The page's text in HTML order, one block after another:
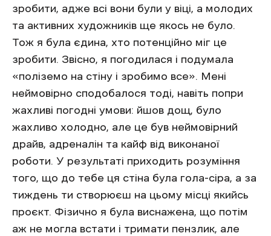
зробити, адже всі вони були у віці, а молодих
та активних художників ще якось не було.
Тож я була єдина, хто потенційно міг це
зробити. Звісно, я погодилася і подумала
«поліземо на стіну і зробимо все». Мені
неймовірно сподобалося тоді, навіть попри
жахливі погодні умови: йшов дощ, було
жахливо холодно, але це був неймовірний
драйв, адреналін та кайф від виконаної
роботи. У результаті приходить розуміння
того, що до тебе ця стіна була гола-сіра, а за
тиждень ти створюєш на цьому місці якийсь
проєкт. Фізично я була виснажена, що потім
аж не могла встати і тримати пензлик, але